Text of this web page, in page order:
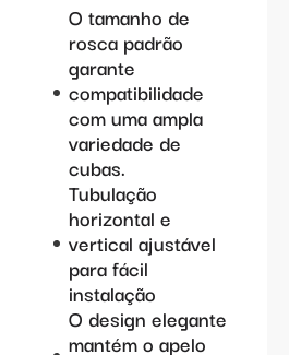
O tamanho de
rosca padrão
garante
compatibilidade
com uma ampla
variedade de
cubas.
Tubulação
horizontal e
vertical ajustável
para fácil
instalação
O design elegante
mantém o apelo